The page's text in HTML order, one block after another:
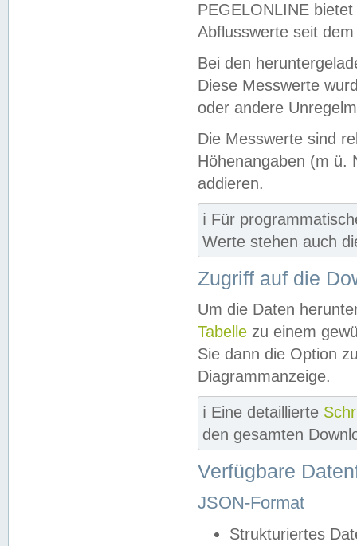
PEGELONLINE
Abflusswerte seit
Bei den
Diese Messwerte
oder andere
Die Messwerte sind
Höhenangaben (m ü.
addieren.
ℹ️ Für
Werte stehen auch
Zugriff auf die
Um die Daten
Tabelle zu einem
Sie dann die Option
Diagrammanzeige.
ℹ️ Eine detaillierte
den gesamten
Verfügbare
JSON-Format
Strukturiertes